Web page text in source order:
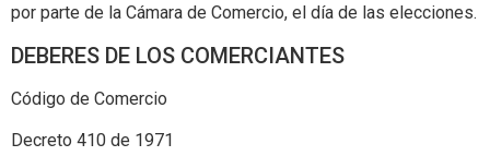
por parte de la Cámara de Comercio, el día de las elecciones.
DEBERES DE LOS COMERCIANTES
Código de Comercio
Decreto 410 de 1971